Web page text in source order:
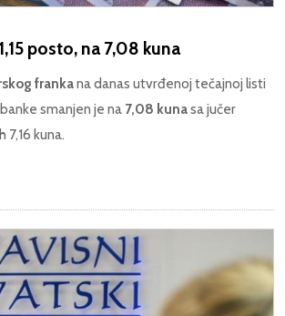
posto, na 7,08 kuna
frankana danas utvrđenoj tečajnoj listi
smanjen je na 7,08 kunasa jučer
kuna.